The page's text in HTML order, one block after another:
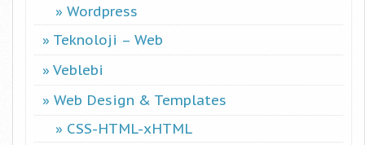
Wordpress
Teknoloji – Web
Veblebi
Web Design & Templates
CSS-HTML-xHTML